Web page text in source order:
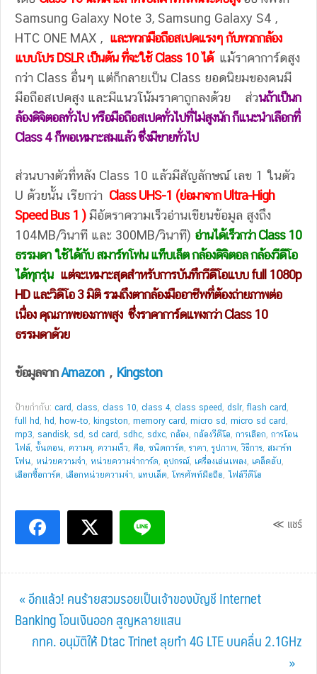
Samsung Galaxy Note 3, Samsung Galaxy S4 ,
HTC ONE MAX , และพวกมือถือสเปคแรงๆ กับพวกกล้อง
แบบโปร DSLR เป็นต้น ที่จะใช้ Class 10 ได้ แม้ราคาการ์ดสูง
กว่า Class อื่นๆ แต่ก็กลายเป็น Class ยอดนิยมของคนมี
มือถือสเปคสูง และมีแนวโน้มราคาถูกลงด้วย ส่วนถ้าเป็นก
ล้องดิจิตอลทั่วไป หรือมือถือสเปคทั่วไปที่ไม่สูงนัก ก็แนะนำเลือกที่
Class 4 ก็พอเหมาะสมแล้ว ซึ่งมีขายทั่วไป
ส่วนบางตัวที่หลัง Class 10 แล้วมีสัญลักษณ์ เลข 1 ในตัว
U ด้วยนั้น เรียกว่า Class UHS-1 (ย่อมาจาก Ultra-High
Speed Bus 1 )มีอัตราความเร็วอ่านเขียนข้อมูล สูงถึง
104MB/วินาที และ 300MB/วินาที) อ่านได้เร็วกว่า Class 10
ธรรมดา ใช้ได้กับ สมาร์ทโฟน แท็บเล็ต กล้องดิจิตอล กล้องวีดีโอ
ได้ทุกรุ่น แต่จะเหมาะสุดสำหรับการบันทึกวีดีโอแบบ full 1080p
HD และวิดีโอ 3 มิติ รวมถึงตากล้องมืออาชีพที่ต้องถ่ายภาพต่อ
เนื่อง คุณภาพของภาพสูง ซึ่งราคาการ์ดแพงกว่า Class 10
ธรรมดาด้วย
ข้อมูลจากAmazon , Kingston
ป้ายกำกับ: card , class, class 10, class 4, class speed , dslr,flash card ,
full hd , hd , how-to, kingston, memory card , micro sd , micro sd card ,
mp3, sandisk, sd , sd card , sdhc, sdxc, กล้อง, กล้องวีดีโอ, การเลือก, การโอน
ไฟล์, ขั้นตอน, ความจุ, ความเร็ว, คือ, ชนิดการ์ด, ราคา, รูปภาพ,วิธีการ, สมาร์ท
โฟน, หน่วยความจำ, หน่วยความจำการ์ด, อุปกรณ์, เครื่องเล่นเพลง, เคล็ดลับ,
เลือกซื้อการ์ด, เลือกหน่วยความจำ, แทบเล็ต, โทรศัพท์มือถือ, ไฟล์วีดีโอ
≪ แชร์
Previous
Post:
« อีกแล้ว! คนร้ายสวมรอยเป็นเจ้าของบัญชี Internet
Banking โอนเงินออก สูญหลายแสน
Next
กทค. อนุมัติให้ Dtac Trinet ลุยทำ 4G LTE บนคลื่น 2.1GHz
»